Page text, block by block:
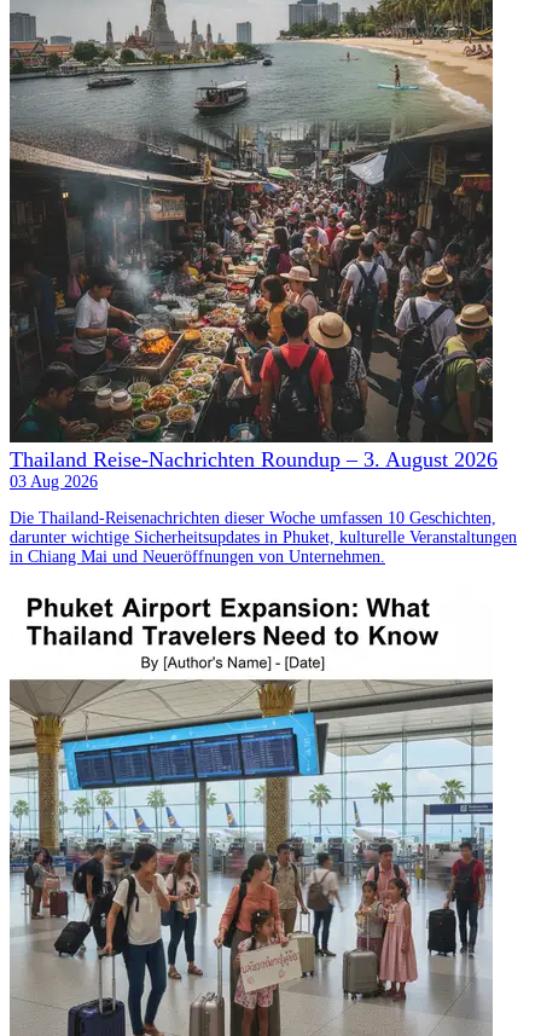
Thailand Reise-Nachrichten Roundup – 3. August 2026
03 Aug 2026
Die Thailand-Reisenachrichten dieser Woche umfassen 10 Geschichten,
darunter wichtige Sicherheitsupdates in Phuket, kulturelle Veranstaltungen
in Chiang Mai und Neueröffnungen von Unternehmen.